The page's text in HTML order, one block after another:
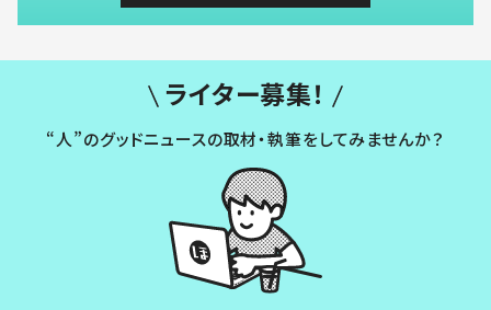
ライター募集！
“人”のグッドニュースの取材・執筆をしてみませんか？